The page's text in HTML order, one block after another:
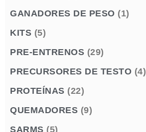
GANADORES DE PESO (1)
KITS (5)
PRE-ENTRENOS (29)
PRECURSORES DE TESTO (4)
PROTEÍNAS (22)
QUEMADORES (9)
SARMS (5)